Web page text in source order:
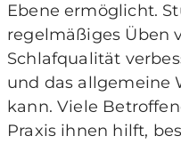
Ebene ermöglicht.
regelmäßiges Üben
Schlafqualität
und das allgemeine
kann. Viele
Praxis ihnen hilft,